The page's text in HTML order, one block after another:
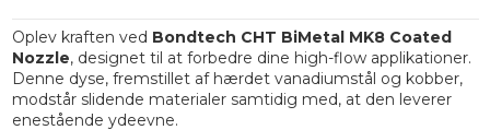
Oplev kraften ved Bondtech CHT BiMetal MK8 Coated
Nozzle, designet til at forbedre dine high-flow applikationer.
Denne dyse, fremstillet af hærdet vanadiumstål og kobber,
modstår slidende materialer samtidig med, at den leverer
enestående ydeevne.